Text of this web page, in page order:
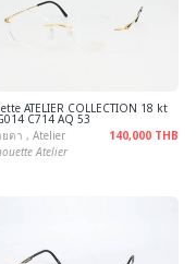
ATELIER COLLECTION 18 kt
C714 AQ 53
ตา , Atelier
140,000 THB
Atelier